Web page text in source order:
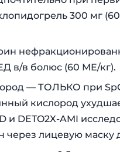
300 мг
в/в болюс (60 МЕ/кг).
— ТОЛЬКО при
кислород
и DETO2X-AMI
через лицевую маску